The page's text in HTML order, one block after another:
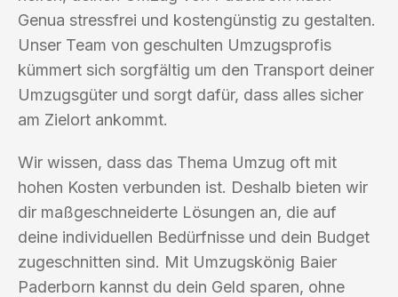
Genua stressfrei und kostengünstig zu gestalten.
Unser Team von geschulten Umzugsprofis
kümmert sich sorgfältig um den Transport deiner
Umzugsgüter und sorgt dafür, dass alles sicher
am Zielort ankommt.
Wir wissen, dass das Thema Umzug oft mit
hohen Kosten verbunden ist. Deshalb bieten wir
dir maßgeschneiderte Lösungen an, die auf
deine individuellen Bedürfnisse und dein Budget
zugeschnitten sind. Mit Umzugskönig Baier
Paderborn kannst du dein Geld sparen, ohne